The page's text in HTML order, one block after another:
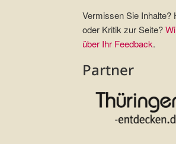
Vermissen Sie Inhalte?
oder Kritik zur Seite?
über Ihr Feedback.
Partner